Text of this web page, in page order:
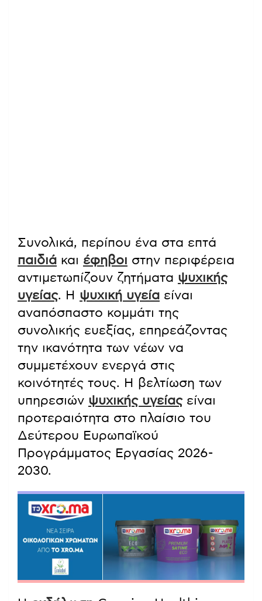
Συνολικά, περίπου ένα στα επτά
παιδιά και έφηβοι στην περιφέρεια
αντιμετωπίζουν ζητήματα ψυχικής
υγείας. Η ψυχική υγεία είναι
αναπόσπαστο κομμάτι της
συνολικής ευεξίας, επηρεάζοντας
την ικανότητα των νέων να
συμμετέχουν ενεργά στις
κοινότητές τους. Η βελτίωση των
υπηρεσιών ψυχικής υγείαςείναι
προτεραιότητα στο πλαίσιο του
Δεύτερου Ευρωπαϊκού
Προγράμματος Εργασίας 2026-
2030.